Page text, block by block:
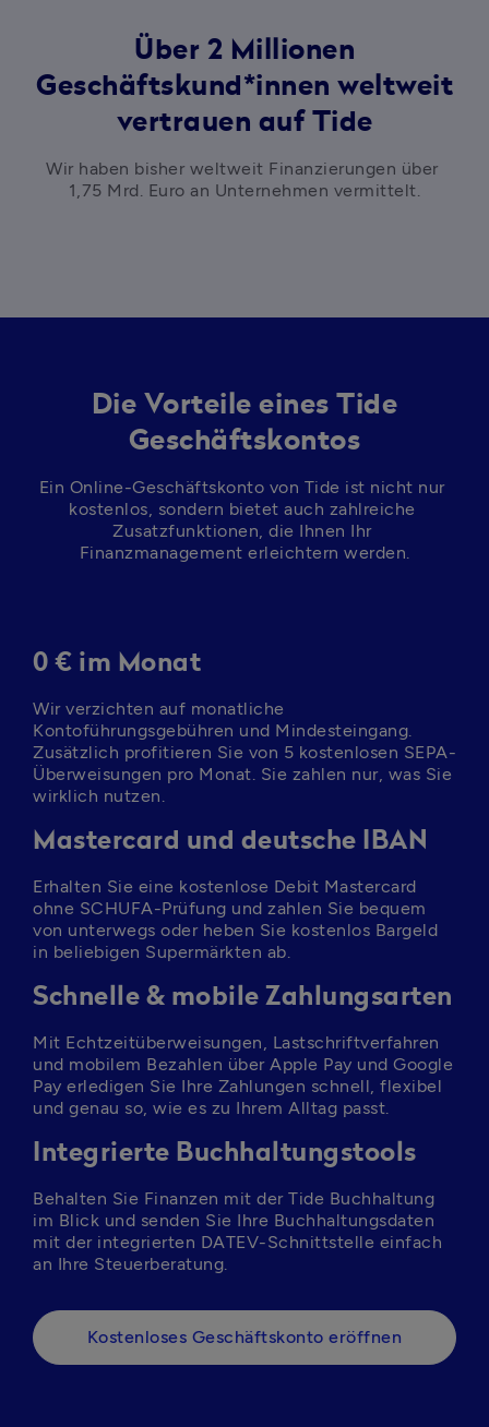
Über 2 Millionen
Geschäftskund*innen weltweit
vertrauen auf Tide
Wir haben bisher weltweit Finanzierungen über
1,75 Mrd. Euro an Unternehmen vermittelt.
Die Vorteileeines Tide
Geschäftskontos
Ein Online-Geschäftskonto von Tide ist nicht nur
kostenlos, sondern bietet auch zahlreiche
Zusatzfunktionen, die Ihnen Ihr
Finanzmanagement erleichtern werden.
0 € im Monat
Wir verzichten auf monatliche
Kontoführungsgebühren und Mindesteingang.
Zusätzlich profitieren Sie von 5 kostenlosen SEPA-
Überweisungen pro Monat. Sie zahlen nur, was Sie
wirklich nutzen.
Mastercard und deutsche IBAN
Erhalten Sie eine kostenlose Debit Mastercard
ohne SCHUFA-Prüfung und zahlen Sie bequem
von unterwegs oder heben Sie kostenlos Bargeld
in beliebigen Supermärkten ab.
Schnelle & mobile Zahlungsarten
Mit Echtzeitüberweisungen, Lastschriftverfahren
und mobilem Bezahlen über Apple Pay und Google
Pay erledigen Sie Ihre Zahlungen schnell, flexibel
und genau so, wie es zu Ihrem Alltag passt.
Integrierte Buchhaltungstools
Behalten Sie Finanzen mit der Tide Buchhaltung
im Blick und senden Sie Ihre Buchhaltungsdaten
mit der integrierten DATEV-Schnittstelle einfach
Kostenloses Geschäftskonto eröffnen